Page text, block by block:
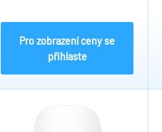
imunita do 30Kg. Detektor...
Pro zobrazení ceny se
přihlaste